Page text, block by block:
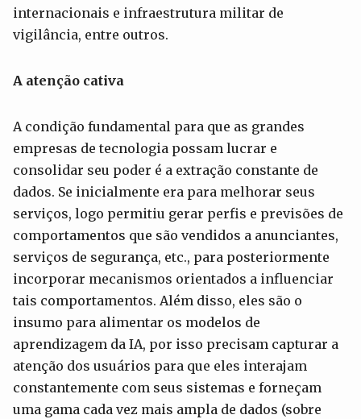
internacionais e infraestrutura militar de
vigilância, entre outros.
A atenção cativa
A condição fundamental para que as grandes
empresas de tecnologia possam lucrar e
consolidar seu poder é a extração constante de
dados. Se inicialmente era para melhorar seus
serviços, logo permitiu gerar perfis e previsões de
comportamentos que são vendidos a anunciantes,
serviços de segurança, etc., para posteriormente
incorporar mecanismos orientados a influenciar
tais comportamentos. Além disso, eles são o
insumo para alimentar os modelos de
aprendizagem da IA, por isso precisam capturar a
atenção dos usuários para que eles interajam
constantemente com seus sistemas e forneçam
uma gama cada vez mais ampla de dados (sobre